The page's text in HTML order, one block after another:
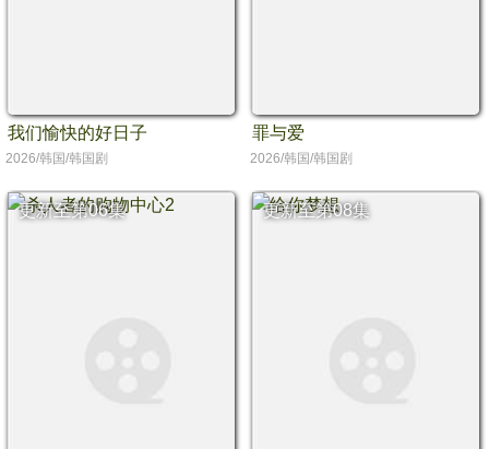
我们愉快的好日子
2026/韩国/韩国剧
罪与爱
2026/韩国/韩国剧
更新至第06集 更新至第08集